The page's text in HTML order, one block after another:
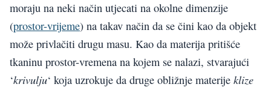
moraju na neki način utjecati na okolne dimenzije
(prostor-vrijeme) na takav način da se čini kao da objekt
može privlačiti drugu masu. Kao da materija pritišće
tkaninu prostor-vremena na kojem se nalazi, stvarajući
‘krivulju‘ koja uzrokuje da druge obližnje materije klize